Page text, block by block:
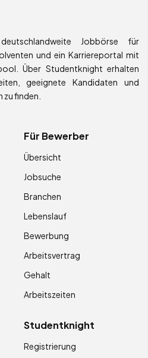
Jobbörse für
und ein Karriereportal mit
Über Studentknight erhalten
geeignete Kandidaten und
zu finden.
Für Bewerber
Übersicht
Jobsuche
Branchen
Lebenslauf
Bewerbung
Arbeitsvertrag
Gehalt
Arbeitszeiten
Studentknight
Registrierung